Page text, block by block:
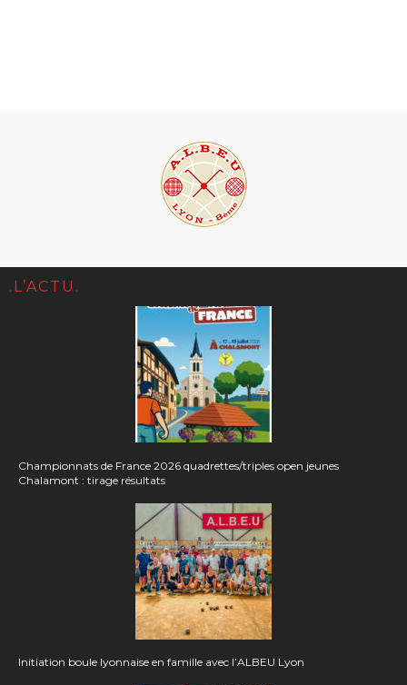
.L’ACTU.
Championnats de France 2026 quadrettes/triples open jeunes
Chalamont : tirage résultats
Initiation boule lyonnaise en famille avec l’ALBEU Lyon